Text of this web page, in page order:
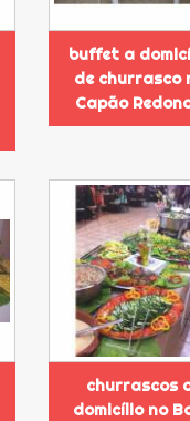
buffet a
de churrasco
Capão
churrascos
domicílio no